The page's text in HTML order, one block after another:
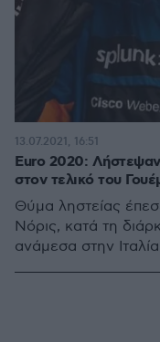
Euro 2020:
στον τελικό του
Θύμα ληστείας
Νόρις, κατά τη
ανάμεσα στην
13.07.2021, 16:51